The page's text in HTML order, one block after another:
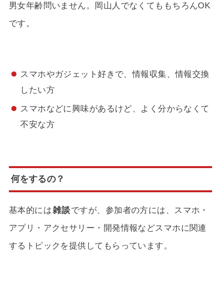
男女年齢問いません。岡山人でなくてももちろんOK
です。
スマホやガジェット好きで、情報収集、情報交換
したい方
スマホなどに興味があるけど、よく分からなくて
不安な方
何をするの？
基本的には雑談ですが、参加者の方には、スマホ・
アプリ・アクセサリー・開発情報などスマホに関連
するトピックを提供してもらっています。